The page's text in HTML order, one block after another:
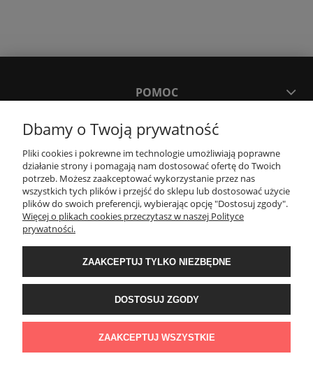
POMOC
MOJE KONTO
PŁATNOŚCI I DOSTAWA
KONTAKT
Wyposażenie łazienek Łazienki.eco | Pawła 23, 41-708 Ruda Śląska | E-mail:
sklep@lazienki.eco | Tel.: 600 012 164 lub 600 012 159 | TGS Przemysław
Stoń | NIP: 6312213594 | REGON: 276403698
Dbamy o Twoją prywatność
Pliki cookies i pokrewne im technologie umożliwiają poprawne
działanie strony i pomagają nam dostosować ofertę do Twoich
potrzeb. Możesz zaakceptować wykorzystanie przez nas
wszystkich tych plików i przejść do sklepu lub dostosować użycie
plików do swoich preferencji, wybierając opcję "Dostosuj zgody".
Więcej o plikach cookies przeczytasz w naszej Polityce
prywatności.
ZAAKCEPTUJ TYLKO NIEZBĘDNE
DOSTOSUJ ZGODY
ZAAKCEPTUJ WSZYSTKIE